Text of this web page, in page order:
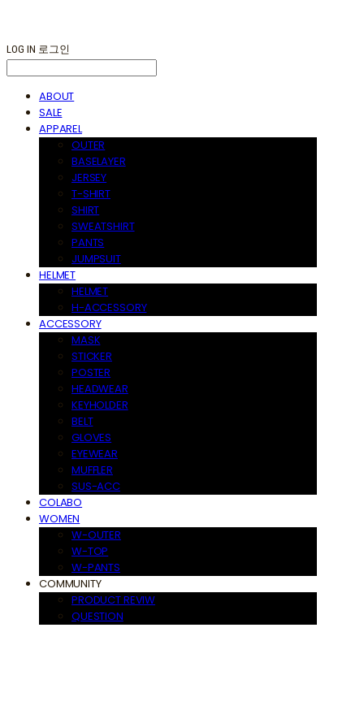
LOG IN 로그인
ABOUT
SALE
APPAREL
OUTER
BASELAYER
JERSEY
T-SHIRT
SHIRT
SWEATSHIRT
PANTS
JUMPSUIT
HELMET
HELMET
H-ACCESSORY
ACCESSORY
MASK
STICKER
POSTER
HEADWEAR
KEYHOLDER
BELT
GLOVES
EYEWEAR
MUFFLER
SUS-ACC
COLABO
WOMEN
W-OUTER
W-TOP
W-PANTS
COMMUNITY
PRODUCT REVIW
QUESTION